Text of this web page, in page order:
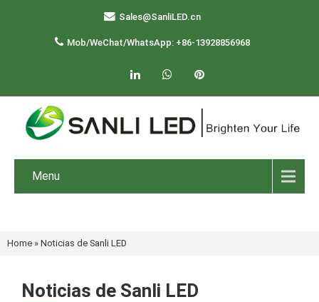
Sales@SanliLED.cn
Mob/WeChat/WhatsApp: +86-13928856968
Menu
Home » Noticias de Sanli LED
Noticias de Sanli LED